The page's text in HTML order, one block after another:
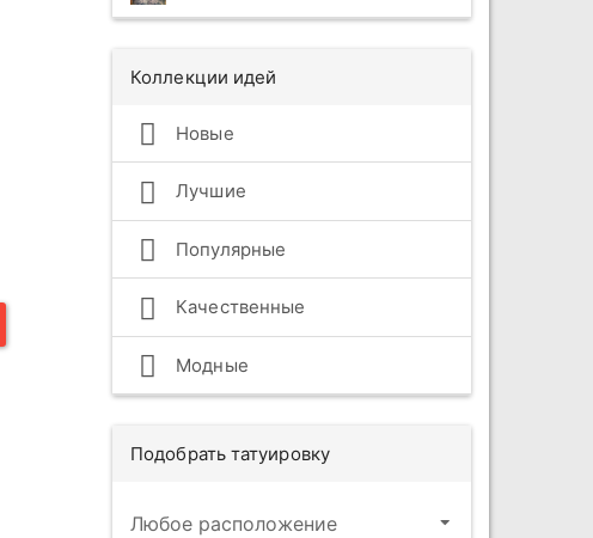
Коллекции идей
Новые
Лучшие
Популярные
Качественные
Модные
Подобрать татуировку